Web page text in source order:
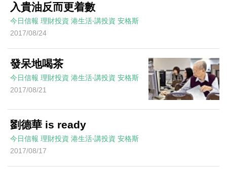
入貴油反而更着數
今日信報 理財投資 港生活‧講投資 安格斯
2017/08/24
發呆地喝茶
今日信報 理財投資 港生活‧講投資 安格斯
2017/08/21
劉德華 is ready
今日信報 理財投資 港生活‧講投資 安格斯
2017/08/17